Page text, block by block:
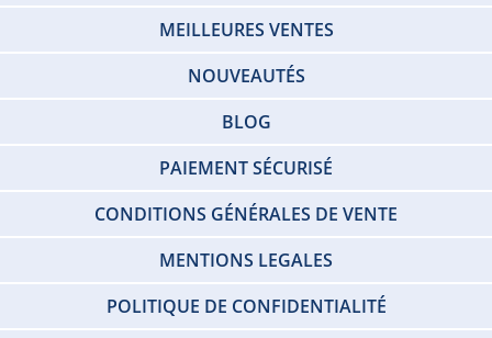
MEILLEURES VENTES
NOUVEAUTÉS
BLOG
PAIEMENT SÉCURISÉ
CONDITIONS GÉNÉRALES DE VENTE
MENTIONS LEGALES
POLITIQUE DE CONFIDENTIALITÉ